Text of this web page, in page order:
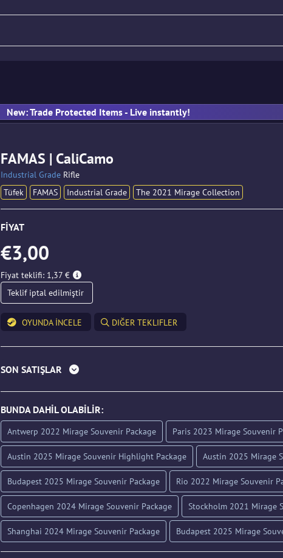
New: Trade Protected Items - Live instantly!
FAMAS | CaliCamo
Industrial Grade Rifle
Tüfek
FAMAS Industrial Grade The 2021 Mirage Collection
FIYAT
€3,00
Fiyat teklifi: 1,37 €
Teklif iptal edilmiştir
OYUNDA INCELE DIĞER TEKLIFLER
SON SATIŞLAR
BUNDA DAHIL OLABILIR:
Antwerp 2022 Mirage Souvenir Package Paris 2023 Mirage Souvenir
Austin 2025 Mirage Souvenir Highlight Package Austin 2025 Mirage
Budapest 2025 Mirage Souvenir Package Rio 2022 Mirage Souvenir
Copenhagen 2024 Mirage Souvenir Package Stockholm 2021 Mirage
Shanghai 2024 Mirage Souvenir Package Budapest 2025 Mirage